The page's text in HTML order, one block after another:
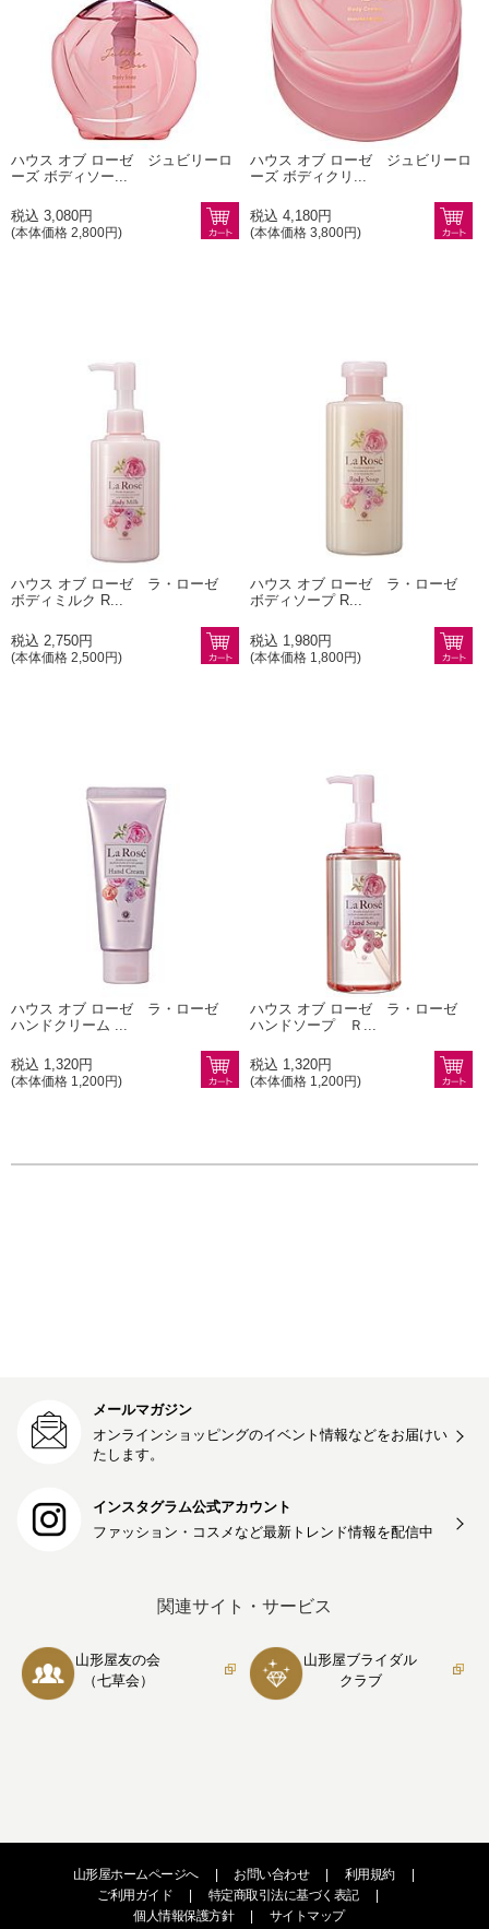
ハウス オブ ローゼ ジュビリーロ
ーズ ボディソー...
税込 3,080円
(本体価格 2,800円)
ハウス オブ ローゼ ジュビリーロ
ーズ ボディクリ...
税込 4,180円
(本体価格 3,800円)
ハウス オブ ローゼ ラ・ローゼ
ボディミルク R...
税込 2,750円
(本体価格 2,500円)
ハウス オブ ローゼ ラ・ローゼ
ボディソープ R...
税込 1,980円
(本体価格 1,800円)
ハウス オブ ローゼ ラ・ローゼ
ハンドクリーム ...
税込 1,320円
(本体価格 1,200円)
ハウス オブ ローゼ ラ・ローゼ
ハンドソープ Ｒ...
税込 1,320円
(本体価格 1,200円)
メールマガジン
オンラインショッピングのイベント情報などをお届けい
たします。
インスタグラム公式アカウント
ファッション・コスメなど最新トレンド情報を配信中
関連サイト・サービス
山形屋友の会
（七草会）
山形屋ブライダル
クラブ
山形屋ホームページへ お問い合わせ 利用規約
ご利用ガイド
特定商取引法に基づく表記
個人情報保護方針
サイトマップ